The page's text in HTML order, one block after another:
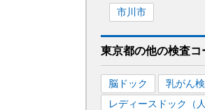
市川市
東京都の他の検査コ
脳ドック 乳がん
レディースドック（